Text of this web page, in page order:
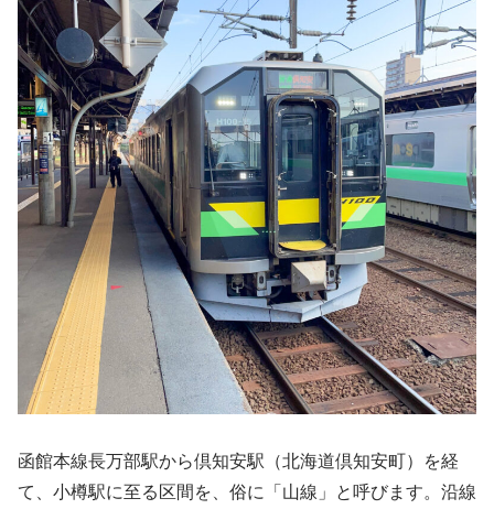
函館本線長万部駅から倶知安駅（北海道倶知安町）を経
て、小樽駅に至る区間を、俗に「山線」と呼びます。沿線